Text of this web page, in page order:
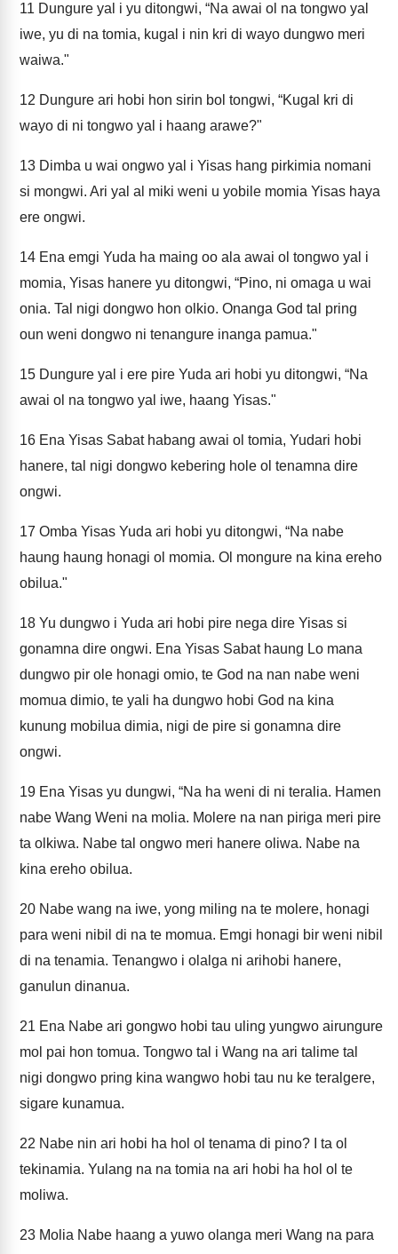
11 Dungure yal i yu ditongwi, “Na awai ol na tongwo yal
iwe, yu di na tomia, kugal i nin kri di wayo dungwo meri
waiwa."
12 Dungure ari hobi hon sirin bol tongwi, “Kugal kri di
wayo di ni tongwo yal i haang arawe?"
13 Dimba u wai ongwo yal i Yisas hang pirkimia nomani
si mongwi. Ari yal al miki weni u yobile momia Yisas haya
ere ongwi.
14 Ena emgi Yuda ha maing oo ala awai ol tongwo yal i
momia, Yisas hanere yu ditongwi, “Pino, ni omaga u wai
onia. Tal nigi dongwo hon olkio. Onanga God tal pring
oun weni dongwo ni tenangure inanga pamua."
15 Dungure yal i ere pire Yuda ari hobi yu ditongwi, “Na
awai ol na tongwo yal iwe, haang Yisas."
16 Ena Yisas Sabat habang awai ol tomia, Yudari hobi
hanere, tal nigi dongwo kebering hole ol tenamna dire
ongwi.
17 Omba Yisas Yuda ari hobi yu ditongwi, “Na nabe
haung haung honagi ol momia. Ol mongure na kina ereho
obilua."
18 Yu dungwo i Yuda ari hobi pire nega dire Yisas si
gonamna dire ongwi. Ena Yisas Sabat haung Lo mana
dungwo pir ole honagi omio, te God na nan nabe weni
momua dimio, te yali ha dungwo hobi God na kina
kunung mobilua dimia, nigi de pire si gonamna dire
ongwi.
19 Ena Yisas yu dungwi, “Na ha weni di ni teralia. Hamen
nabe Wang Weni na molia. Molere na nan piriga meri pire
ta olkiwa. Nabe tal ongwo meri hanere oliwa. Nabe na
kina ereho obilua.
20 Nabe wang na iwe, yong miling na te molere, honagi
para weni nibil di na te momua. Emgi honagi bir weni nibil
di na tenamia. Tenangwo i olalga ni arihobi hanere,
ganulun dinanua.
21 Ena Nabe ari gongwo hobi tau uling yungwo airungure
mol pai hon tomua. Tongwo tal i Wang na ari talime tal
nigi dongwo pring kina wangwo hobi tau nu ke teralgere,
sigare kunamua.
22 Nabe nin ari hobi ha hol ol tenama di pino? I ta ol
tekinamia. Yulang na na tomia na ari hobi ha hol ol te
moliwa.
23 Molia Nabe haang a yuwo olanga meri Wang na para